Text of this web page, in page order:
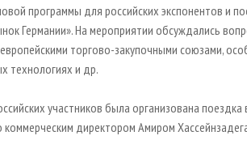
программы для российских экспонентов и
Германии». На мероприятии обсуждались
торгово-закупочными союзами,
технологиях и др.
участников была организована
коммерческим директором Амиром